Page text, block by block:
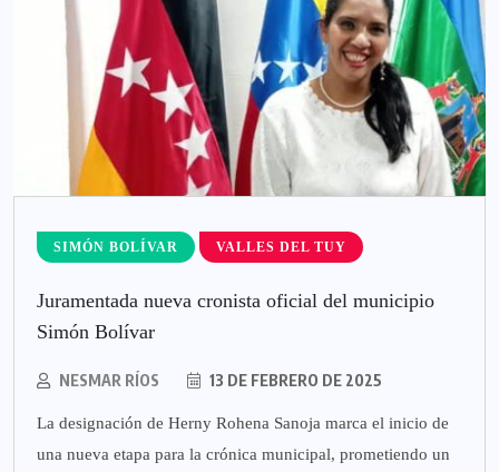
SIMÓN BOLÍVAR VALLES DEL TUY
Juramentada nueva cronista oficial del municipio
Simón Bolívar
NESMAR RÍOS 13 DE FEBRERO DE 2025
La designación de Herny Rohena Sanoja marca el inicio de
una nueva etapa para la crónica municipal, prometiendo un